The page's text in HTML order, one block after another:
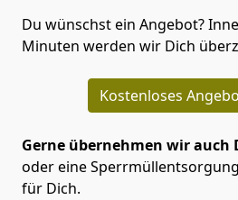
Du wünschst ein Angebot?
Minuten werden wir Dich
Kostenloses
Gerne übernehmen wir auch
oder eine
für Dich.